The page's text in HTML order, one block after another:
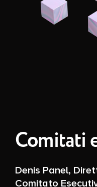
Comitati
Denis Panel,
Comitato